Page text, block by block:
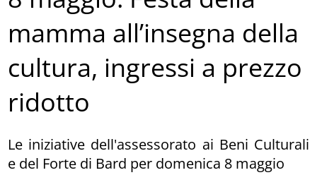
mamma all’insegna della
cultura, ingressi a prezzo
ridotto
Le iniziative dell'assessorato ai Beni Culturali
e del Forte di Bard per domenica 8 maggio